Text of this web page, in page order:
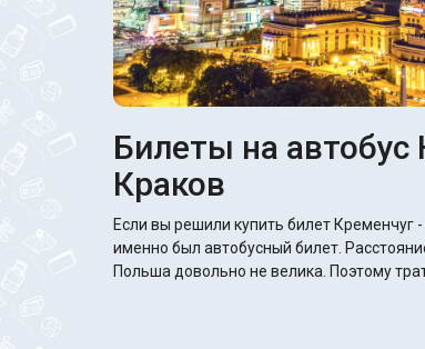
Билеты на автобус
Краков
Если вы решили купить билет Кременчуг
именно был автобусный билет.
Польша довольно не велика. Поэтому